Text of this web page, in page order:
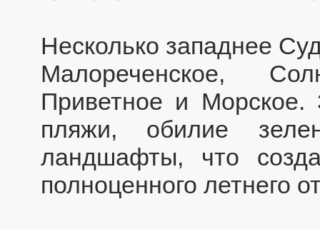
Несколько западнее
Малореченское,
Приветное и Морское.
пляжи, обилие
ландшафты, что
полноценного летнего